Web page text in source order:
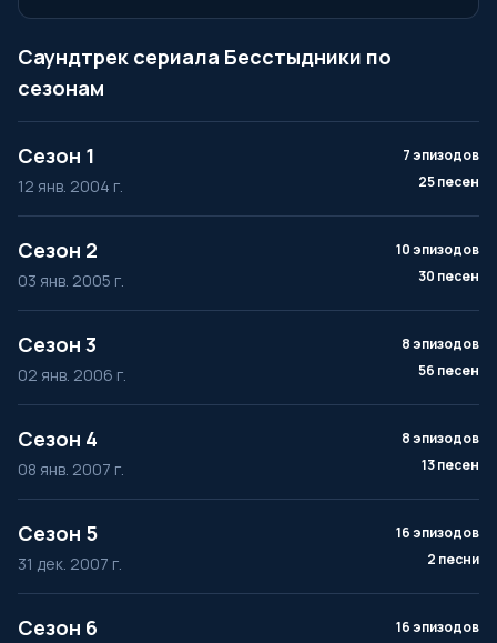
Саундтрек сериала Бесстыдники по
сезонам
Сезон 1
12 янв. 2004 г.
7 эпизодов
25 песен
Сезон 2
03 янв. 2005 г.
10 эпизодов
30 песен
Сезон 3
02 янв. 2006 г.
8 эпизодов
56 песен
Сезон 4
08 янв. 2007 г.
8 эпизодов
13 песен
Сезон 5
31 дек. 2007 г.
16 эпизодов
2 песни
Сезон 6
16 эпизодов